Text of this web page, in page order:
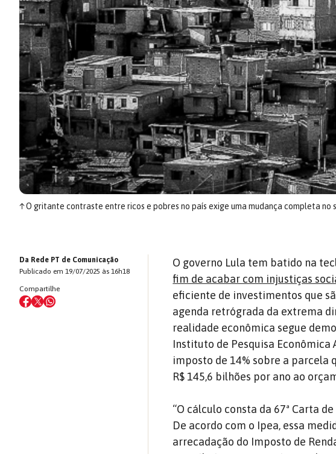
↑O gritante contraste entre ricos e pobres no país exige uma mudança completa no
Da Rede PT de Comunicação
Publicado em 19/07/2025 às 16h18
Compartilhe
O governo Lula tem batido na
fim de acabar com injustiças
eficiente de investimentos que
agenda retrógrada da extrema
realidade econômica segue
Instituto de Pesquisa
imposto de 14% sobre a parcela
R$ 145,6 bilhões por ano ao
“O cálculo consta da 67ª Carta
De acordo com o Ipea, essa
arrecadação do Imposto de